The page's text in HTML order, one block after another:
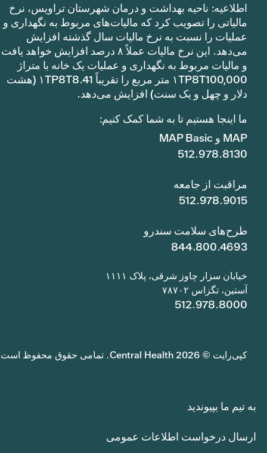
اطلاعیه: ناحیه بهداشت و درمان شهرستان تراویس، نرخ
مالیاتی را تصویب کرد که مالیات‌های مربوط به نگهداری و
عملیات را نسبت به نرخ مالیات سال گذشته افزایش
می‌دهد. این نرخ مالیات عملاً ۸ درصد افزایش خواهد یافت
و مالیات مربوط به نگهداری و عملیات یک خانه با متراژ
۱TP8T100,000 متر مربع را تقریباً ۱TP8T8.41 (هشت
دلار و چهل و یک سنت) افزایش می‌دهد.
ما اینجا هستیم تا به شما کمک کنیم:
MAP و MAP Basic
512.978.8130
مراقبت از جامعه
512.978.9015
طرح‌های سلامت سندرو
844.800.4693
خیابان سزار چاوز شرقی، پلاک ۱۱۱۱
آستین، تگزاس ۷۸۷۰۲
512.978.8000
کپی‌رایت © 2026 Central Health. تمامی حقوق محفوظ است.
به تیم ما بپیوندید
ارسال درخواست اطلاعات عمومی